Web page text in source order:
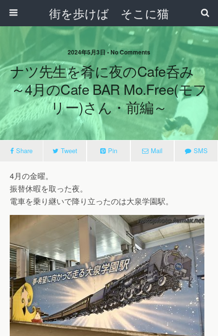
街を歩けば そこに猫
2024年5月3日 • No Comments
ナツ先生を肴に夜のcafe呑み
～4月のCafe BAR Mo.free(モフ
リー)さん・前編～
Share Tweet Pin Mail SMS
4月の金曜。
振替休暇を取った夜。
電車を乗り継いで降り立ったのは大泉学園駅。